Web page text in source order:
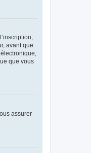
avant que
que vous
assurer